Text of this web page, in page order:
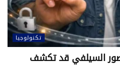
تكنولوجيا
صور السيلفي قد تكشف